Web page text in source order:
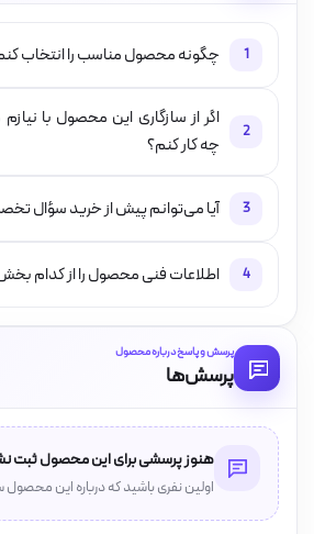
1 چگونه محصول مناسب را انتخاب
2
اگر از سازگاری این محصول با
چه کار کنم؟
3 آیا می‌توانم پیش از خرید سؤال
4 اطلاعات فنی محصول را از کدام
پرسش و پاسخ درباره محصول
پرسش‌ها
هنوز پرسشی برای این محصول ثبت
اولین نفری باشید که درباره این